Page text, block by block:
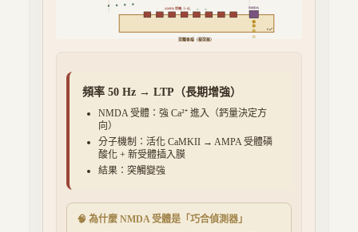
突觸後端（樹突棘）
AMPA 受體（×8） NMDA
Ca²⁺
頻率 50 Hz → LTP（長期增強）
NMDA 受體： 強 Ca²⁺ 進入 （鈣量決定方
向）
分子機制： 活化 CaMKII → AMPA 受體磷
酸化 + 新受體插入膜
結果： 突觸變強
🧠 為什麼 NMDA 受體是「巧合偵測器」